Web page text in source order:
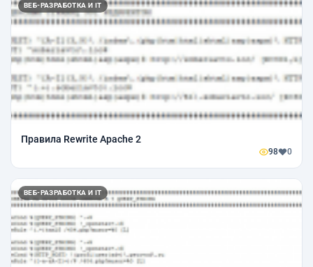
ВЕБ-РАЗРАБОТКА И IT
Правила Rewrite Apache 2
98 0
ВЕБ-РАЗРАБОТКА И IT